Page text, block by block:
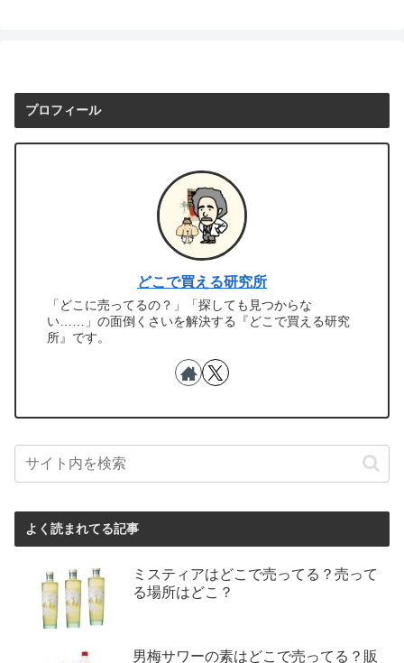
プロフィール
どこで買える研究所
「どこに売ってるの？」「探しても見つからな
い……」の面倒くさいを解決する『どこで買える研究
所』です。
よく読まれてる記事
ミスティアはどこで売ってる？売って
る場所はどこ？
男梅サワーの素はどこで売ってる？販